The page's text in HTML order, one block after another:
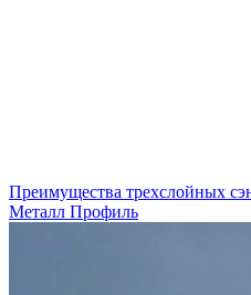
Преимущества трехслойных
Металл Профиль